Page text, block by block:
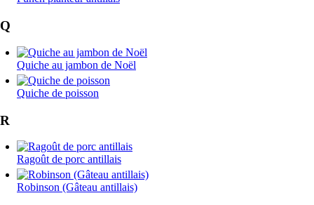
Q
Quiche au jambon de Noël
Quiche de poisson
R
Ragoût de porc antillais
Robinson (Gâteau antillais)